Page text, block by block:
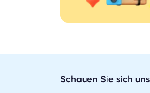
Schauen Sie sich